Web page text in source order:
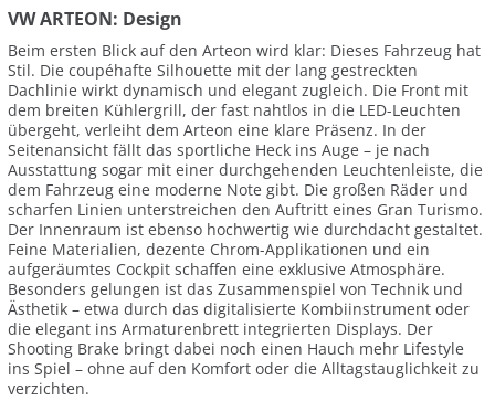
VW ARTEON: Design
Beim ersten Blick auf den Arteon wird klar: Dieses Fahrzeug hat
Stil. Die coupéhafte Silhouette mit der lang gestreckten
Dachlinie wirkt dynamisch und elegant zugleich. Die Front mit
dem breiten Kühlergrill, der fast nahtlos in die LED-Leuchten
übergeht, verleiht dem Arteon eine klare Präsenz. In der
Seitenansicht fällt das sportliche Heck ins Auge – je nach
Ausstattung sogar mit einer durchgehenden Leuchtenleiste, die
dem Fahrzeug eine moderne Note gibt. Die großen Räder und
scharfen Linien unterstreichen den Auftritt eines Gran Turismo.
Der Innenraum ist ebenso hochwertig wie durchdacht gestaltet.
Feine Materialien, dezente Chrom-Applikationen und ein
aufgeräumtes Cockpit schaffen eine exklusive Atmosphäre.
Besonders gelungen ist das Zusammenspiel von Technik und
Ästhetik – etwa durch das digitalisierte Kombiinstrument oder
die elegant ins Armaturenbrett integrierten Displays. Der
Shooting Brake bringt dabei noch einen Hauch mehr Lifestyle
ins Spiel – ohne auf den Komfort oder die Alltagstauglichkeit zu
verzichten.